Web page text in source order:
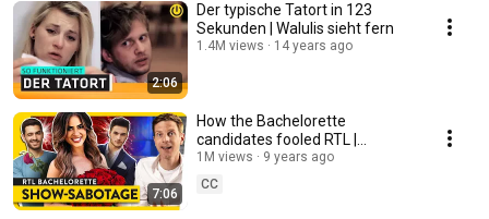
2:06
Der typische Tatort in 123
Sekunden | Walulis sieht fern
1.4M views 14 years ago
7:06
How the Bachelorette
candidates fooled RTL |
WALULIS
1M views
9 years ago
CC